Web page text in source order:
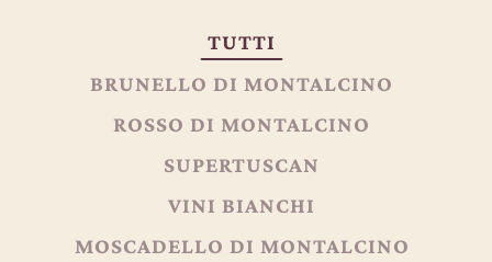
TUTTI
BRUNELLO DI MONTALCINO
ROSSO DI MONTALCINO
SUPERTUSCAN
VINI BIANCHI
MOSCADELLO DI MONTALCINO